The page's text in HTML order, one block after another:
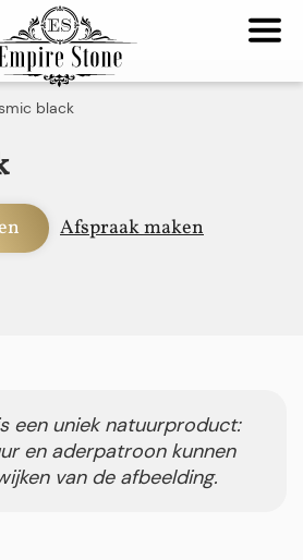
black
Afspraak maken
een uniek natuurproduct:
en aderpatroon kunnen
van de afbeelding.